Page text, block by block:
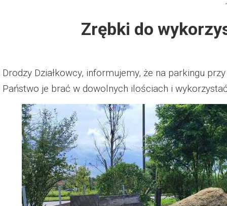
Dzień Działkowca 2014
Dzień Działkowca 2019
Dzień Działkowca 2022
Dzień Działkowca 2023
Dzień Działkowca 2024
Dzień Działkowca 2025
Zrębki do
Drodzy Działkowcy, informujemy, że na parkingu
Państwo je brać w dowolnych ilościach i